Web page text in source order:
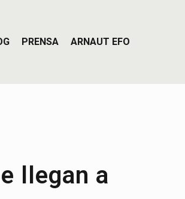
PRENSA ARNAUT EFO
llegan a